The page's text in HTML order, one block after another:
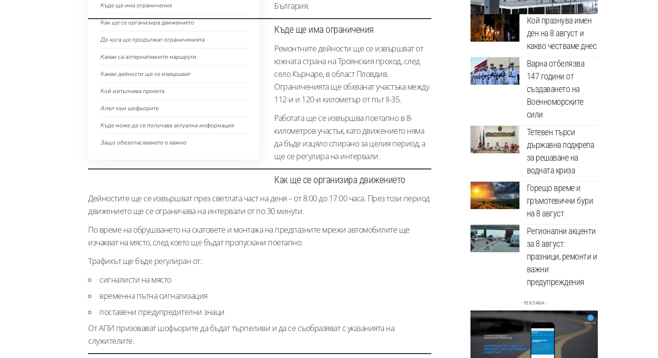
Къде ще има ограничения
Как ще се организира движението
До кога ще продължат ограниченията
Какви са алтернативните маршрути
Какви дейности ще се извършват
Кой изпълнява проекта
Апел към шофьорите
Къде може да се получава актуална информация
Защо обезопасяването е важно
България.
Къде ще има ограничения
Ремонтните дейности ще се извършват от
южната страна на Троянския проход, след
село Кърнаре, в област Пловдив.
Ограниченията ще обхванат участъка между
112-и и 120-и километър от път II-35.
Работата ще се извършва поетапно в 8-
километров участък, като движението няма
да бъде изцяло спирано за целия период, а
ще се регулира на интервали.
Как ще се организира движението
Дейностите ще се извършват през светлата част на деня – от 8:00 до 17:00 часа. През този период
движението ще се ограничава на интервали от по 30 минути.
По време на обрушването на скатовете и монтажа на предпазните мрежи автомобилите ще
изчакват на място, след което ще бъдат пропускани поетапно.
Трафикът ще бъде регулиран от:
сигналисти на място
временна пътна сигнализация
поставени предупредителни знаци
От АПИ призовават шофьорите да бъдат търпеливи и да се съобразяват с указанията на
служителите.
Кой празнува имен
ден на 8 август и
какво честваме днес
Варна отбелязва
147 години от
създаването на
Военноморските
сили
Тетевен търси
държавна подкрепа
за решаване на
водната криза
Горещо време и
гръмотевични бури
на 8 август
Регионални акценти
за 8 август:
празници, ремонти и
важни
предупреждения
- РЕКЛАМА -